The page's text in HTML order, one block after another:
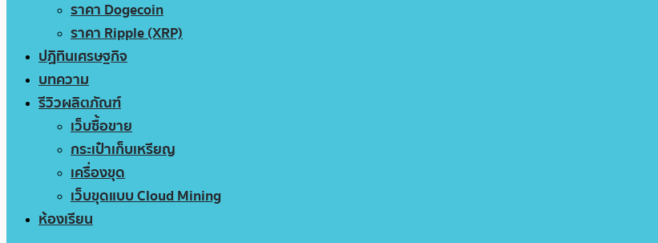
ราคา Dogecoin
ราคา Ripple (XRP)
ปฏิทินเศรษฐกิจ
บทความ
รีวิวผลิตภัณฑ์
เว็บซื้อขาย
กระเป๋าเก็บเหรียญ
เครื่องขุด
เว็บขุดแบบ Cloud Mining
ห้องเรียน